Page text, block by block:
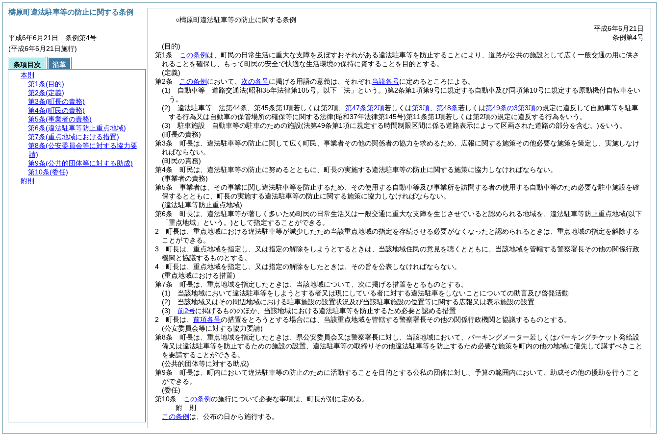
○檮原町違法駐車等の防止に関する条例
平成6年6月21日
条例第4号
(目的)
第1条
この条例 は、町民の日常生活に重大な支障を及ぼすおそれがある違法駐車等を防止することにより、道路が公共の施設として広く一般交通の用に供さ
れることを確保し、もって町民の安全で快適な生活環境の保持に資することを目的とする。
(定義)
第2条
この条例 において、 次の各号に掲げる用語の意義は、それぞれ当該各号に定めるところによる。
(1)
自動車等 道路交通法(昭和35年法律第105号。以下「法」という。)第2条第1項第9号に規定する自動車及び同項第10号に規定する原動機付自転車をい
う。
(2)
違法駐車等 法第44条、第45条第1項若しくは第2項、 第47条第2項若しくは第3項 第48条若しくは第49条の3第3項の規定に違反して自動車等を駐車
する行為又は自動車の保管場所の確保等に関する法律(昭和37年法律第145号)第11条第1項若しくは第2項の規定に違反する行為をいう。
(3)
駐車施設 自動車等の駐車のための施設(法第49条第1項に規定する時間制限区間に係る道路表示によって区画された道路の部分を含む。)をいう。
(町長の責務)
第3条
町長は、違法駐車等の防止に関して広く町民、事業者その他の関係者の協力を求めるため、広報に関する施策その他必要な施策を策定し、実施しなけ
ればならない。
(町民の責務)
第4条
町民は、違法駐車等の防止に努めるとともに、町長の実施する違法駐車等の防止に関する施策に協力しなければならない。
(事業者の責務)
第5条
事業者は、その事業に関し違法駐車等を防止するため、その使用する自動車等及び事業所を訪問する者の使用する自動車等のため必要な駐車施設を確
保するとともに、町長の実施する違法駐車等の防止に関する施策に協力しなければならない。
(違法駐車等防止重点地域)
第6条
町長は、違法駐車等が著しく多いため町民の日常生活又は一般交通に重大な支障を生じさせていると認められる地域を、違法駐車等防止重点地域(以下
「重点地域」という。)として指定することができる。
2
町長は、重点地域における違法駐車等が減少したため当該重点地域の指定を存続させる必要がなくなったと認められるときは、重点地域の指定を解除する
ことができる。
3
町長は、重点地域を指定し、又は指定の解除をしようとするときは、当該地域住民の意見を聴くとともに、当該地域を管轄する警察署長その他の関係行政
機関と協議するものとする。
4
町長は、重点地域を指定し、又は指定の解除をしたときは、その旨を公表しなければならない。
(重点地域における措置)
第7条
町長は、重点地域を指定したときは、当該地域について、次に掲げる措置をとるものとする。
(1)
当該地域において違法駐車等をしようとする者又は現にしている者に対する違法駐車をしないことについての助言及び啓発活動
(2)
当該地域又はその周辺地域における駐車施設の設置状況及び当該駐車施設の位置等に関する広報又は表示施設の設置
(3)
前2号に掲げるもののほか、当該地域における違法駐車等を防止するため必要と認める措置
2
町長は、 前項各号の措置をとろうとする場合には、当該重点地域を管轄する警察署長その他の関係行政機関と協議するものとする。
(公安委員会等に対する協力要請)
第8条
町長は、重点地域を指定したときは、県公安委員会又は警察署長に対し、当該地域において、パーキングメーター若しくはパーキングチケット発給設
備又は違法駐車等を防止するための施設の設置、違法駐車等の取締りその他違法駐車等を防止するため必要な施策を町内の他の地域に優先して講ずべきこと
を要請することができる。
(公共的団体等に対する助成)
第9条
町長は、町内において違法駐車等の防止のために活動することを目的とする公私の団体に対し、予算の範囲内において、助成その他の援助を行うこと
ができる。
(委任)
第10条
この条例の施行について必要な事項は、町長が別に定める。
附 則
この条例 は、公布の日から施行する。
檮原町違法駐車等の防止に関する条例
平成6年6月21日 条例第4号
(平成6年6月21日施行)
条項目次
沿革
本則
第1条(目的)
第2条(定義)
第3条(町長の責務)
第4条(町民の責務)
第5条(事業者の責務)
第6条(違法駐車等防止重点地域)
第7条(重点地域における措置)
第8条(公安委員会等に対する協力要
請)
第9条(公共的団体等に対する助成)
第10条(委任)
附則